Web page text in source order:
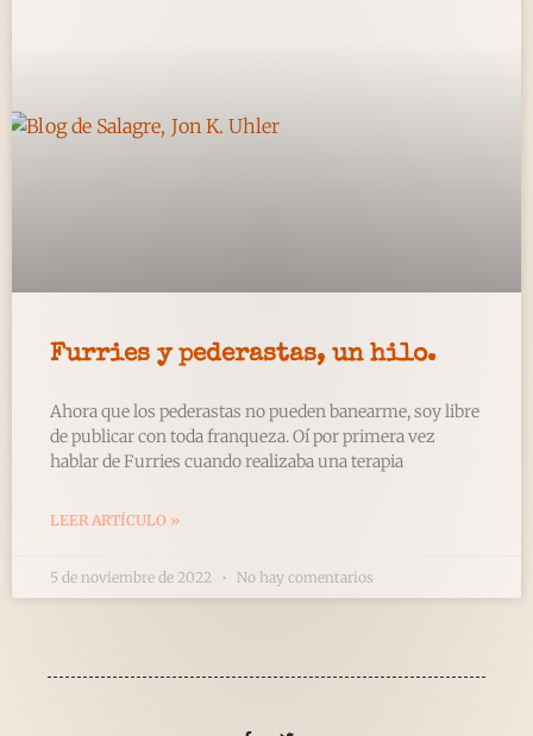
Furries y pederastas, un hilo.
Ahora que los pederastas no pueden banearme, soy libre
de publicar con toda franqueza. Oí por primera vez
hablar de Furries cuando realizaba una terapia
LEER ARTÍCULO »
5 de noviembre de 2022 No hay comentarios